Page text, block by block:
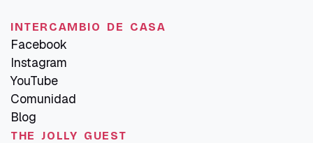
INTERCAMBIO DE CASA
Facebook
Instagram
YouTube
Comunidad
Blog
THE JOLLY GUEST